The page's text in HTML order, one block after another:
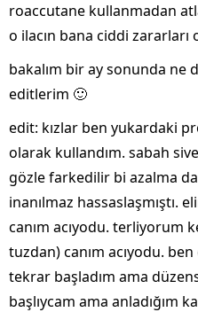
roaccutane kullanmadan
o ilacın bana ciddi zararları
bakalım bir ay sonunda
editlerim 🙂
edit: kızlar ben yukardaki
olarak kullandım. sabah
gözle farkedilir bi azalma
inanılmaz hassaslaşmıştı.
canım acıyodu. terliyorum
tuzdan) canım acıyodu.
tekrar başladım ama
başlıycam ama anladığım